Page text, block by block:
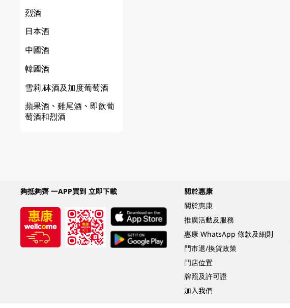
烈酒
日本酒
中國酒
韓國酒
雪莉,砵酒及加度葡萄酒
蘋果酒、雞尾酒、即飲葡
萄酒和烈酒
夠抵夠齊 一APP買到 立即下載
關於惠康
關於惠康
推廣活動及服務
惠康 WhatsApp 條款及細則
門市退/換貨政策
門店位置
牌照及許可證
加入我們